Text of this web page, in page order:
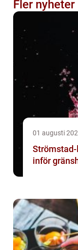
Fler nyheter
01 augusti
inför